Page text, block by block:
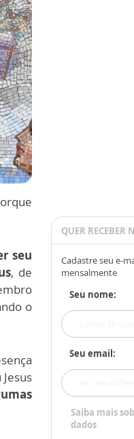
seu
, de
o
QUER RECEBER
Cadastre seu e-
mensalmente
Seu nome:
Seu email:
Saiba mais
dados